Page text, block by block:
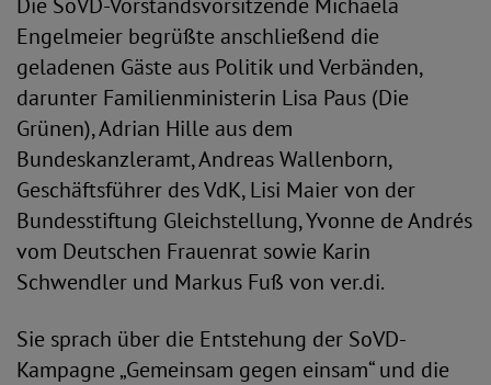
Engelmeier begrüßte anschließend die
geladenen Gäste aus Politik und Verbänden,
darunter Familienministerin Lisa Paus (Die
Grünen), Adrian Hille aus dem
Bundeskanzleramt, Andreas Wallenborn,
Geschäftsführer des VdK, Lisi Maier von der
Bundesstiftung Gleichstellung, Yvonne de Andrés
vom Deutschen Frauenrat sowie Karin
Schwendler und Markus Fuß von ver.di.
Sie sprach über die Entstehung der SoVD-
Kampagne „Gemeinsam gegen einsam“ und die